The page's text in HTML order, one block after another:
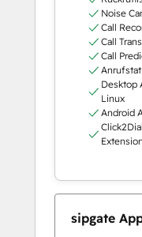
Noise
Call
Call
Call
Desktop
Linux
Android
Extension
sipgate